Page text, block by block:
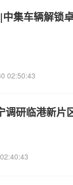
集车辆解锁
02:50:43
调研临港新片